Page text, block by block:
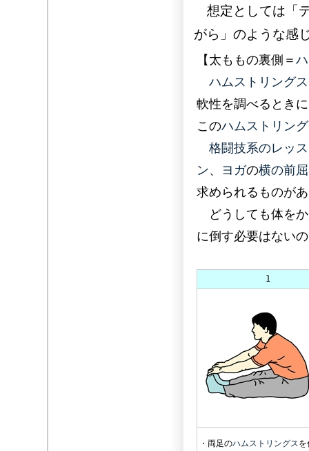
想定としては「
がら」のような感
【太ももの裏側＝
ハムストリングス
軟性を調べるとき
このハムストリン
格闘技系のレッ
ン、 ヨガの横の前
求められるものが
どうしても体を
に倒す必要はない
1
・両足のハムストリングスを